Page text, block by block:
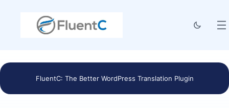
FluentC: The Better WordPress Translation Plugin